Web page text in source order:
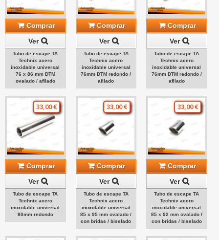
Comprar
Ver
Tubo de escape TA
Technix acero
inoxidable universal
76 x 86 mm DTM
ovalado / afilado
Comprar
Ver
Tubo de escape TA
Technix acero
inoxidable universal
76mm DTM redondo /
afilado
Comprar
Ver
Tubo de escape TA
Technix acero
inoxidable universal
76mm DTM redondo /
afilado
33,00 €
Comprar
Ver
Tubo de escape TA
Technix acero
inoxidable universal
80mm redondo
33,00 €
Comprar
Ver
Tubo de escape TA
Technix acero
inoxidable universal
85 x 95 mm ovalado /
con bridas / biselado
33,00 €
Comprar
Ver
Tubo de escape TA
Technix acero
inoxidable universal
85 x 92 mm ovalado /
con bridas / biselado